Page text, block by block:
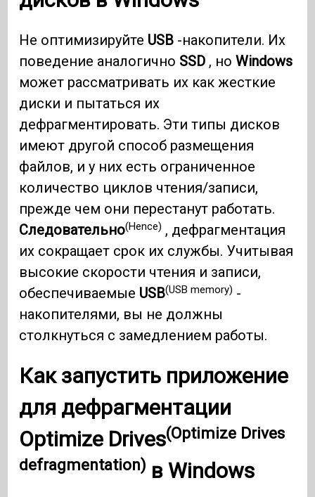
Не оптимизируйте USB -накопители. Их
поведение аналогично SSD , ноWindows
может рассматривать их как жесткие
диски и пытаться их
дефрагментировать. Эти типы дисков
имеют другой способ размещения
файлов, и у них есть ограниченное
количество циклов чтения/записи,
прежде чем они перестанут работать.
Следовательно(Hence) , дефрагментация
их сокращает срок их службы. Учитывая
высокие скорости чтения и записи,
обеспечиваемые USB(USB memory) -
накопителями, вы не должны
столкнуться с замедлением работы.
Как запустить приложение
для дефрагментации
Optimize Drives(Optimize Drives
defragmentation) вWindows